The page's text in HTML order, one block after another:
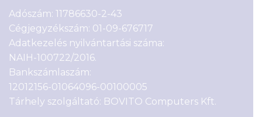
Adószám: 11786630-2-43
Cégjegyzékszám: 01-09-676717
Adatkezelés nyilvántartási száma:
NAIH-100722/2016.
Bankszámlaszám:
12012156-01064096-00100005
Tárhely szolgáltató: BOVITO Computers Kft.